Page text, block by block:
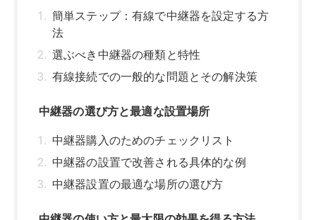
中継器の使い方と最大限の効果を得る方法
中継器設定の完全ガイド
有線接続を最大化するテクニック
Wi-Fiと有線のハイブリッド利用
中継器のトラブルシューティング
有線接続でのセキュリティとプライバシー
インターネットセキュリティの基本
有線接続のリスクとその対策
プライバシー保護としての有線接続の利点